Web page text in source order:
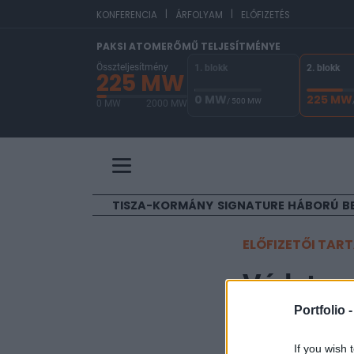
Portfolio -
If you wish
KONFERENCIA | ÁRFOLYAM | ELŐFIZETÉS
PAKSI ATOMERŐMŰ TELJESÍTMÉNYE
Összteljesítmény
225 MW
0 MW 2000 MW
1. blokk
0 MW/ 500 MW
2. blokk
225 MW
TISZA-KORMÁNY SIGNATURE HÁBORÚ
ELŐFIZETŐI
Vádat
ellen